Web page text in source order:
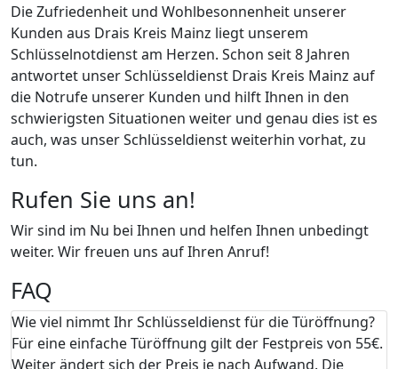
Die Zufriedenheit und Wohlbesonnenheit unserer
Kunden aus Drais Kreis Mainz liegt unserem
Schlüsselnotdienst am Herzen. Schon seit 8 Jahren
antwortet unser Schlüsseldienst Drais Kreis Mainz auf
die Notrufe unserer Kunden und hilft Ihnen in den
schwierigsten Situationen weiter und genau dies ist es
auch, was unser Schlüsseldienst weiterhin vorhat, zu
tun.
Rufen Sie uns an!
Wir sind im Nu bei Ihnen und helfen Ihnen unbedingt
weiter. Wir freuen uns auf Ihren Anruf!
FAQ
Wie viel nimmt Ihr Schlüsseldienst für die Türöffnung?
Für eine einfache Türöffnung gilt der Festpreis von 55€.
Weiter ändert sich der Preis je nach Aufwand. Die